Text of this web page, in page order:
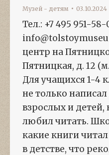
Музей - детям 03.10.2024
Тел.: +7 495 951-58-
центр на
Пятницкая, д. 12
Для учащихся 1-4
не только
взрослых и детей,
любил читать.
какие книги
в детстве, что